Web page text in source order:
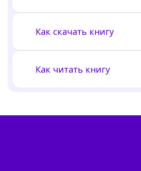
Как скачать книгу
Как читать книгу